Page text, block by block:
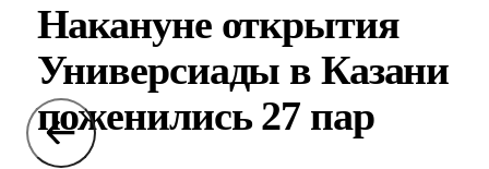
Накануне открытия
Универсиады в Казани
поженились 27 пар